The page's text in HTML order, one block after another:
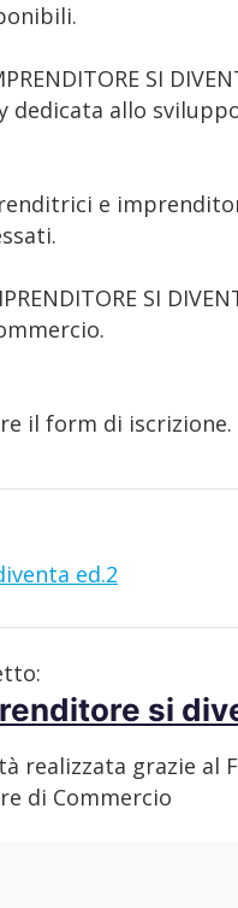
SI
dedicata allo
e
SI
il form di
ed.2
si
realizzata grazie al
di Commercio